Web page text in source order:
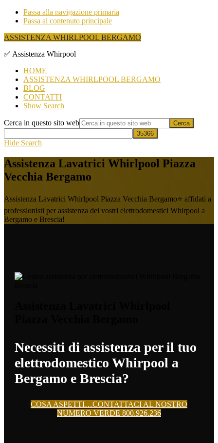
Passa alla navigazione primaria
Passa al contenuto principale
ASSISTENZA WHIRLPOOL BERGAMO
✅ Assistenza Whirpool
HOME
ASSISTENZA WHIRLPOOL BERGAMO
BLOG
CONTATTI
Show Search
Cerca in questo sito web
Hide Search
Assistenza Lavatrici Whirlpool Piazza
Vecchia Bergamo
Assistenza Lavatrici Whirlpool Piazza Vecchia Bergamo⭐ affidati a
professionisti per assistenza dei vostri elettrodomestici Whirpool a
Bergamo e Brescia!
Necessiti di assistenza per il tuo
elettrodomestico Whirpool a
Bergamo e Brescia?
COSA ASPETTI…CONTATTACI AL NOSTRO
NUMERO VERDE 800.926.236